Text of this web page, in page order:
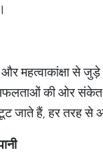
महत्वाकांक्षा से
की ओर
जाते हैं, हर तरह से